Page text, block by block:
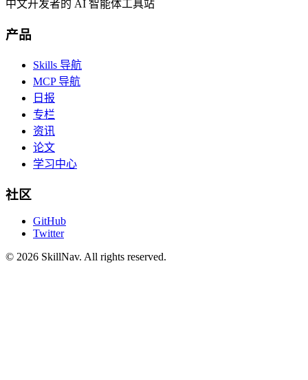
中文开发者的 AI 智能体工具站
产品
Skills 导航
MCP 导航
日报
专栏
资讯
论文
学习中心
社区
GitHub
Twitter
© 2026 SkillNav. All rights reserved.